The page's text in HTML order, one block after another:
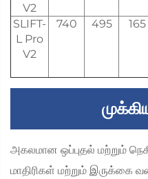
V2
SLIFT-
L Pro
V2
740 495 165
அகலமான ஒப்புதல் மற்றும்
மாதிரிகள் மற்றும் இருக்கை